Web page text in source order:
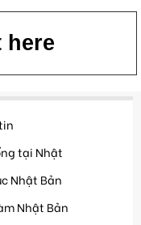
here
tại Nhật
Nhật Bản
Nhật Bản